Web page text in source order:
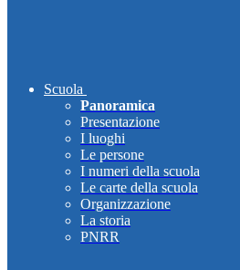
Scuola
Panoramica
Presentazione
I luoghi
Le persone
I numeri della scuola
Le carte della scuola
Organizzazione
La storia
PNRR